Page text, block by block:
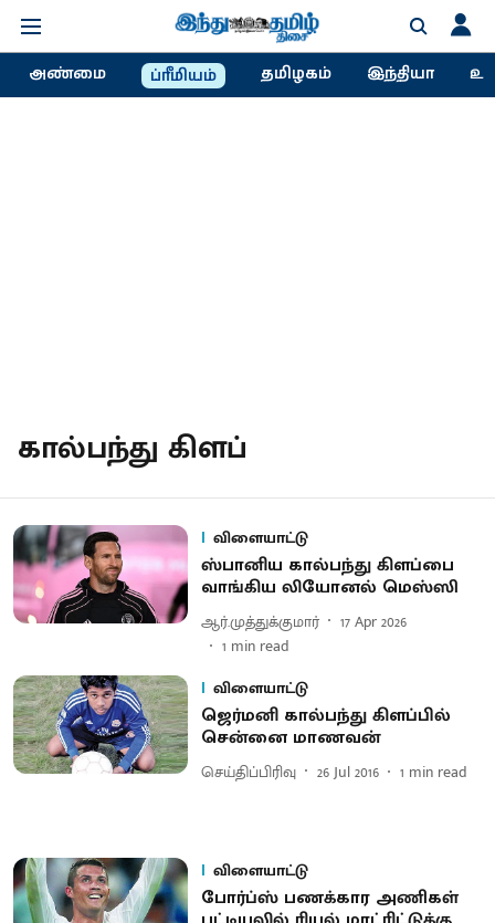
அண்மை ப்ரீமியம் தமிழகம் இந்தியா
கால்பந்து கிளப்
விளையாட்டு
ஸ்பானிய கால்பந்து கிளப்பை
வாங்கிய லியோனல் மெஸ்ஸி
ஆர்.முத்துக்குமார்
17 Apr 2026
1 min read
விளையாட்டு
ஜெர்மனி கால்பந்து கிளப்பில்
சென்னை மாணவன்
செய்திப்பிரிவு 26 Jul 2016 1 min read
விளையாட்டு
போர்ப்ஸ் பணக்கார அணிகள்